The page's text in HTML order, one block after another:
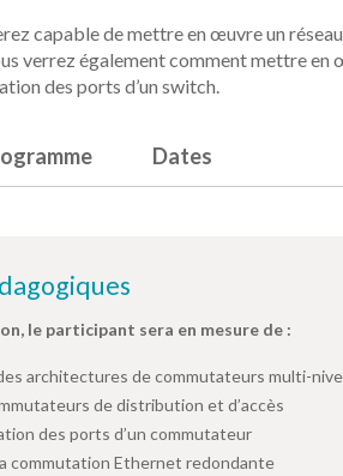
capable de mettre en œuvre un
verrez également comment mettre en
des ports d’un switch.
Dates
le participant sera en mesure de :
architectures de commutateurs multi-
de distribution et d’accès
des ports d’un commutateur
commutation Ethernet redondante